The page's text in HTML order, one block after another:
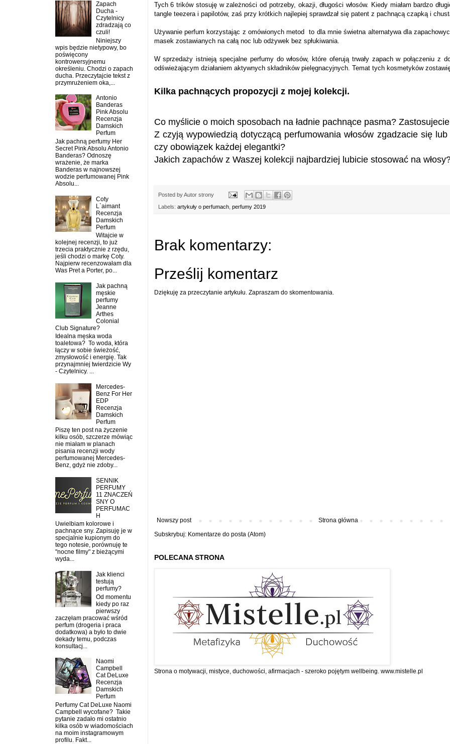
Tych 6 trików stosuję w zależności od potrzeby, okazji, długości włosów. Kiedy miałam bardzo
tangle teezera i papilotów, zaś przy krótkich najlepiej sprawdzał się patent z pachnącą czapką i
Używanie perfum korzystając z omówionych metod
to dla mnie świetna alternatywa dla
masek zostawianych na całą noc lub odżywek bez spłukiwania.
W sprzedaży istnieją specjalne perfumy do włosów, które oferują trwały zapach w połączeniu z
odświeżającym działaniem aktywnych składników pielęgnacyjnych. Temat tych kosmetyków
Kilka pachnących propozycji z mojej kolekcji.
Co myślicie o moich sposobach na ładnie pachnące pasma?
Z czyją wypowiedzią dotyczącą perfumowania włosów zgadzacie się
czy obowiązek każdej elegantki?
Jakich zapachów z Waszej kolekcji najbardziej lubicie stosować na
Posted byAutor strony
Labels: artykuły o perfumach, perfumy 2019
Brak komentarzy:
Prześlij komentarz
Dziękuję za przeczytanie artykułu. Zapraszam do skomentowania.
Nowszy post
Strona główna
Subskrybuj: Komentarze do posta (Atom)
POLECANA STRONA
Strona o motywacji, mistyce, duchowości, afirmacjach - szeroko pojętym wellbeing. www.mistelle.pl
Zapach
Ducha -
Czytelnicy
zdradzają co
czuli!
Niniejszy
wpis będzie nietypowy, bo
poświęcony
kontrowersyjnemu
określeniu. Chodzi o zapach
ducha. Przeczytajcie tekst z
przymrużeniem oka,...
Antonio
Banderas
Pink Absolu
Recenzja
Damskich
Perfum
Jak pachną perfumy Her
Secret Pink Absolu Antonio
Banderas? Odnoszę
wrażenie, że marka
Banderas w najnowszej
wodzie perfumowanej Pink
Absolu...
Coty
L`aimant
Recenzja
Damskich
Perfum
Witajcie w
kolejnej recenzji, to już
trzecia praktycznie z rzędu,
jeśli chodzi o markę Coty.
Najpierw recenzowałam dla
Was Pret a Porter, po...
Jak pachną
męskie
perfumy
Jeanne
Arthes
Colonial
Club Signature?
Idealna męska woda
toaletowa? To woda, która
łączy w sobie świeżość,
zmysłowość i energię. Tak
przynajmniej twierdzicie Wy
- Czytelnicy. ...
Mercedes-
Benz For Her
EDP
Recenzja
Damskich
Perfum
Piszę ten post na życzenie
kilku osób, szczerze mówiąc
nie miałam w planach
pisania recenzji wody
perfumowanej Mercedes-
Benz, gdyż nie zdoby...
SENNIK
PERFUMY
11 ZNACZEŃ
SNY O
PERFUMAC
H
Uwielbiam kolorowe i
pachnące sny. Zapisuję je w
specjalnie kupionym do
tego notesie, porównuję te
"nocne filmy" z bieżącymi
wyda...
Jak klienci
testują
perfumy?
Od momentu
kiedy po raz
pierwszy
zaczęłam pracować wśród
perfum (drogeria i praca
dodatkowa) a było to dwie
dekady temu, podczas
konsultacj...
Naomi
Campbell
Cat DeLuxe
Recenzja
Damskich
Perfum
Perfumy Cat DeLuxe Naomi
Campbell wycofane? Takie
pytanie zadało mi ostatnio
kilka osób w wiadomościach
na moim instagramowym
profilu. Fakt...